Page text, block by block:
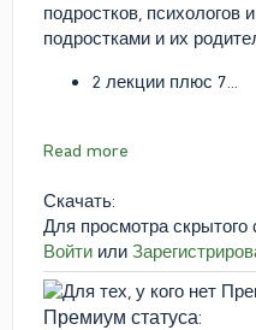
подростков, психологов
подростками и их
2 лекции плюс 7...
Read more
Скачать:
Для просмотра
Войти или
Премиум статуса: